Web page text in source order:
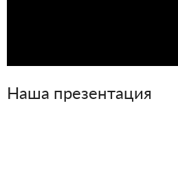
Наша презентация